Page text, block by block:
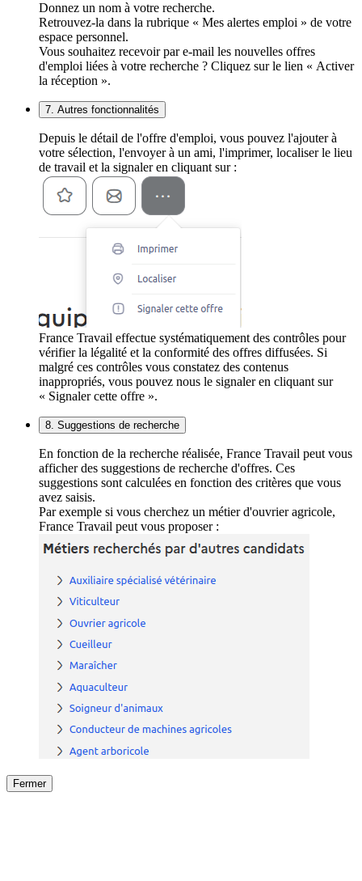
Donnez un nom à votre recherche.
Retrouvez-la dans la rubrique « Mes alertes emploi » de votre
espace personnel.
Vous souhaitez recevoir par e-mail les nouvelles offres
d'emploi liées à votre recherche ? Cliquez sur le lien « Activer
la réception ».
7. Autres fonctionnalités
Depuis le détail de l'offre d'emploi, vous pouvez l'ajouter à
votre sélection, l'envoyer à un ami, l'imprimer, localiser le lieu
de travail et la signaler en cliquant sur :
France Travail effectue systématiquement des contrôles pour
vérifier la légalité et la conformité des offres diffusées. Si
malgré ces contrôles vous constatez des contenus
inappropriés, vous pouvez nous le signaler en cliquant sur
« Signaler cette offre ».
8. Suggestions de recherche
En fonction de la recherche réalisée, France Travail peut vous
afficher des suggestions de recherche d'offres. Ces
suggestions sont calculées en fonction des critères que vous
avez saisis.
Par exemple si vous cherchez un métier d'ouvrier agricole,
France Travail peut vous proposer :
Fermer